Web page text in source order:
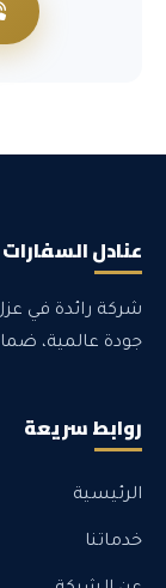
عنادل السفارات
شركة رائدة في
جودة عالمية،
روابط سريعة
الرئيسية
خدماتنا